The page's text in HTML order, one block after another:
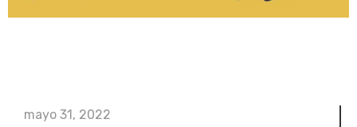
mayo 31, 2022